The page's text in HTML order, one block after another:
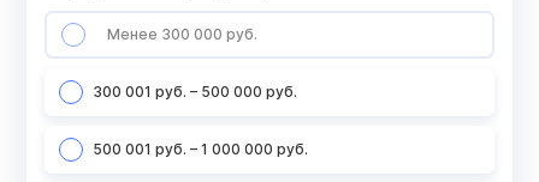
Менее 300 000 руб.
300 001 руб. – 500 000 руб.
500 001 руб. – 1 000 000 руб.